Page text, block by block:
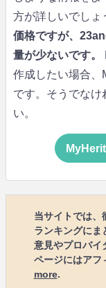
方が詳しいでしょ
価格ですが、
量が少ないです。
作成したい場合、
です。そうでなけ
い。
当サイトでは、
ランキングにま
意見やプロバイ
ページにはアフ
more.